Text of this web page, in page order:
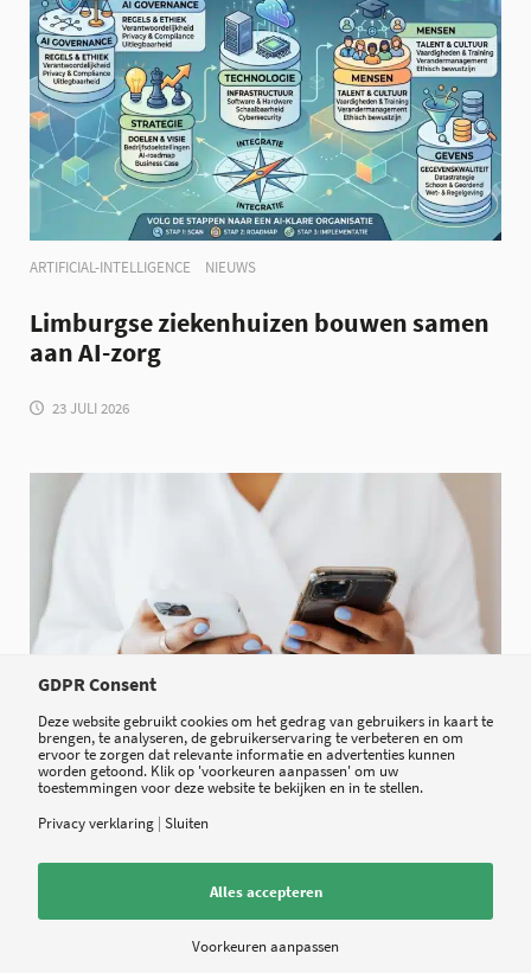
ARTIFICIAL-INTELLIGENCE NIEUWS
Limburgse ziekenhuizen bouwen samen
aan AI-zorg
23 JULI 2026
NIEUWS
Huisartsen kunnen nu verwijzen naar
gezondheidsapps
GDPR Consent
Deze website gebruikt cookies om het gedrag van gebruikers in kaart te
brengen, te analyseren, de gebruikerservaring te verbeteren en om
ervoor te zorgen dat relevante informatie en advertenties kunnen
worden getoond. Klik op 'voorkeuren aanpassen' om uw
toestemmingen voor deze website te bekijken en in te stellen.
Privacy verklaring | Sluiten
Alles accepteren
Voorkeuren aanpassen